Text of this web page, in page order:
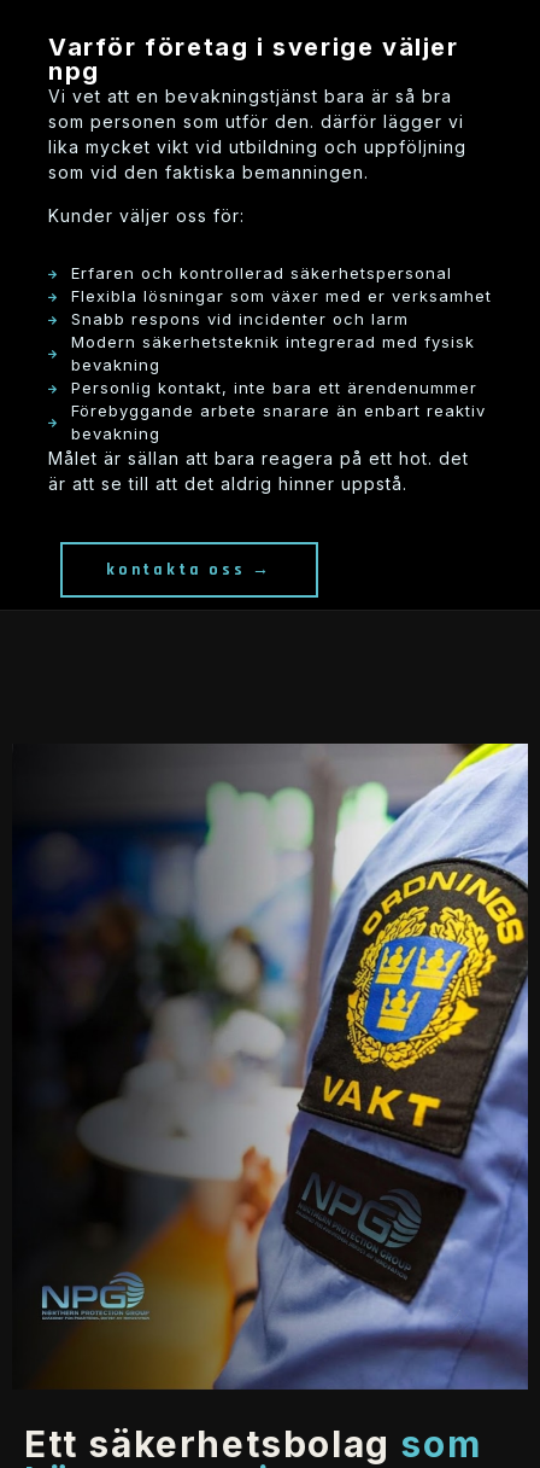
varför företag i sverige väljer
npg
vi vet att en bevakningstjänst bara är så bra
som personen som utför den. därför lägger vi
lika mycket vikt vid utbildning och uppföljning
som vid den faktiska bemanningen.
kunder väljer oss för:
erfaren och kontrollerad säkerhetspersonal
flexibla lösningar som växer med er verksamhet
snabb respons vid incidenter och larm
modern säkerhetsteknik integrerad med fysisk
bevakning
personlig kontakt, inte bara ett ärendenummer
förebyggande arbete snarare än enbart reaktiv
bevakning
målet är sällan att bara reagera på ett hot. det
är att se till att det aldrig hinner uppstå.
kontakta oss →
ett säkerhetsbolag som